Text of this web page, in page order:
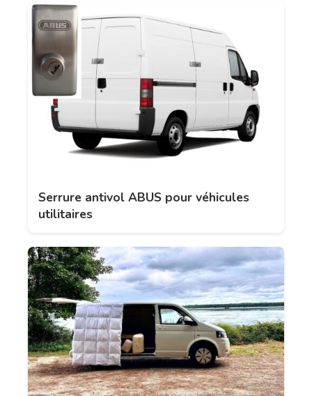
Serrure antivol ABUS pour véhicules
utilitaires